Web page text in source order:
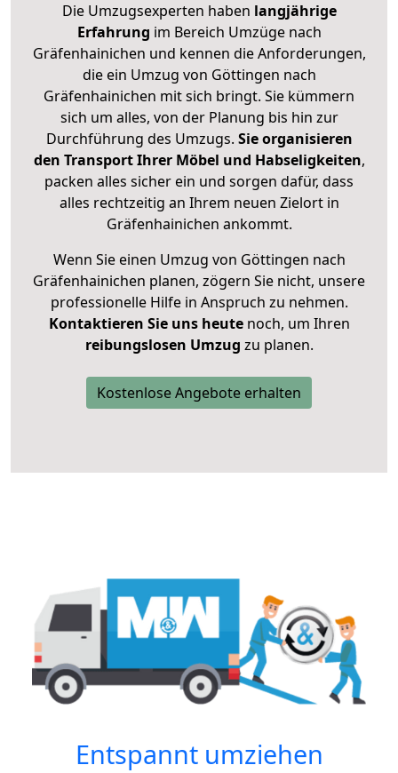
Die Umzugsexperten haben langjährige
Erfahrung im Bereich Umzüge nach
Gräfenhainichen und kennen die Anforderungen,
die ein Umzug von Göttingen nach
Gräfenhainichen mit sich bringt. Sie kümmern
sich um alles, von der Planung bis hin zur
Durchführung des Umzugs. Sie organisieren
den Transport Ihrer Möbel und Habseligkeiten,
packen alles sicher ein und sorgen dafür, dass
alles rechtzeitig an Ihrem neuen Zielort in
Gräfenhainichen ankommt.
Wenn Sie einen Umzug von Göttingen nach
Gräfenhainichen planen, zögern Sie nicht, unsere
professionelle Hilfe in Anspruch zu nehmen.
Kontaktieren Sie uns heutenoch, um Ihren
reibungslosen Umzug zu planen.
Kostenlose Angebote erhalten
Entspannt umziehen